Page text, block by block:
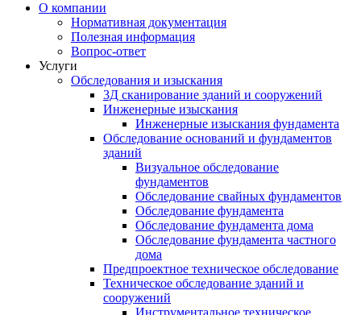
О компании
Нормативная документация
Полезная информация
Вопрос-ответ
Услуги
Обследования и изыскания
3Д сканирование зданий и сооружений
Инженерные изыскания
Инженерные изыскания фундамента
Обследование оснований и фундаментов
зданий
Визуальное обследование
фундаментов
Обследование свайных фундаментов
Обследование фундамента
Обследование фундамента дома
Обследование фундамента частного
дома
Предпроектное техническое обследование
Техническое обследование зданий и
сооружений